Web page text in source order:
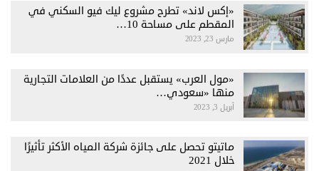
«إكس لاند» تطرح مشروع ليك فيو السكني في
المقطم على مساحة 10…
مارس 23, 2023
«مول العرب» يستقبل عددًا من العلامات التجارية
منها «سعودي…
أبريل 3, 2023
ماتيتو تحصل على جائزة شركة المياه الأكثر تأثيرًا
خلال 2021